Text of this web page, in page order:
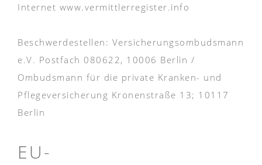
Internet www.vermittlerregister.info
Beschwerdestellen: Versicherungsombudsmann
e.V. Postfach 080622, 10006 Berlin /
Ombudsmann für die private Kranken- und
Pflegeversicherung Kronenstraße 13; 10117
Berlin
EU-